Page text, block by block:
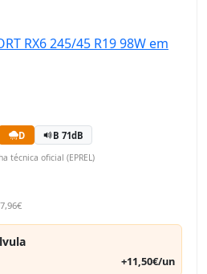
D B 71dB
técnica oficial (EPREL)
+11,50€/un